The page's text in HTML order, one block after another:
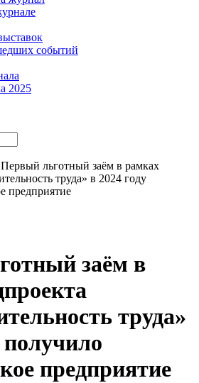
событий
2025
Первый льготный заём в рамках
труда» в 2024 году
предприятие
заём в
труда»
получило
предприятие